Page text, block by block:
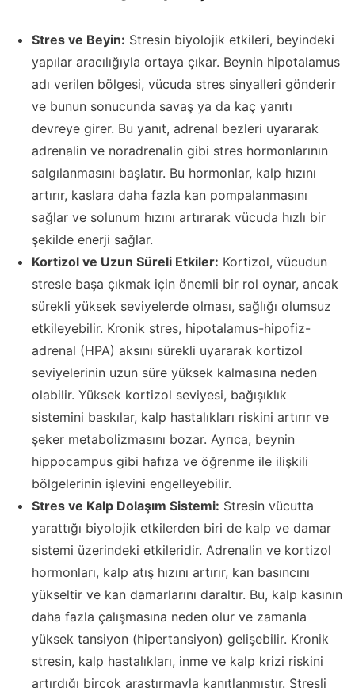
Stres ve Beyin: Stresin biyolojik etkileri, beyindeki
yapılar aracılığıyla ortaya çıkar. Beynin hipotalamus
adı verilen bölgesi, vücuda stres sinyalleri gönderir
ve bunun sonucunda savaş ya da kaç yanıtı
devreye girer. Bu yanıt, adrenal bezleri uyararak
adrenalin ve noradrenalin gibi stres hormonlarının
salgılanmasını başlatır. Bu hormonlar, kalp hızını
artırır, kaslara daha fazla kan pompalanmasını
sağlar ve solunum hızını artırarak vücuda hızlı bir
şekilde enerji sağlar.
Kortizol ve Uzun Süreli Etkiler: Kortizol, vücudun
stresle başa çıkmak için önemli bir rol oynar, ancak
sürekli yüksek seviyelerde olması, sağlığı olumsuz
etkileyebilir. Kronik stres, hipotalamus-hipofiz-
adrenal (HPA) aksını sürekli uyararak kortizol
seviyelerinin uzun süre yüksek kalmasına neden
olabilir. Yüksek kortizol seviyesi, bağışıklık
sistemini baskılar, kalp hastalıkları riskini artırır ve
şeker metabolizmasını bozar. Ayrıca, beynin
hippocampus gibi hafıza ve öğrenme ile ilişkili
bölgelerinin işlevini engelleyebilir.
Stres ve Kalp Dolaşım Sistemi: Stresin vücutta
yarattığı biyolojik etkilerden biri de kalp ve damar
sistemi üzerindeki etkileridir. Adrenalin ve kortizol
hormonları, kalp atış hızını artırır, kan basıncını
yükseltir ve kan damarlarını daraltır. Bu, kalp kasının
daha fazla çalışmasına neden olur ve zamanla
yüksek tansiyon (hipertansiyon) gelişebilir. Kronik
stresin, kalp hastalıkları, inme ve kalp krizi riskini
artırdığı birçok araştırmayla kanıtlanmıştır. Stresli